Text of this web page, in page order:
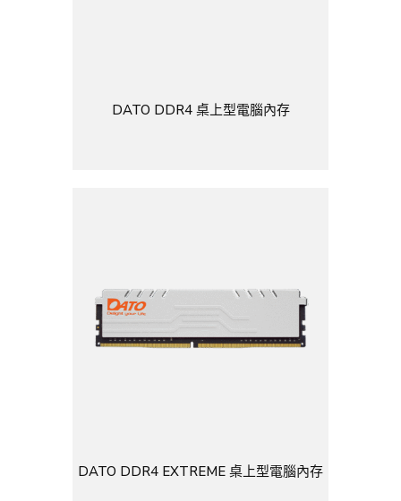
DATO DDR4 桌上型電腦內存
DATO DDR4 EXTREME 桌上型電腦內存